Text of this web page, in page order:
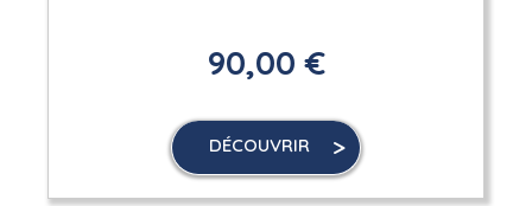
90,00 €
DÉCOUVRIR